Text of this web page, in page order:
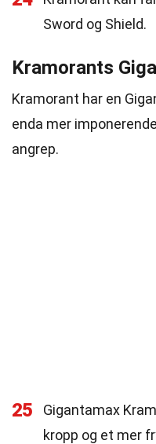
Sword og Shield.
Kramorants
Kramorant har en
enda mer
angrep.
25
Gigantamax
kropp og et mer